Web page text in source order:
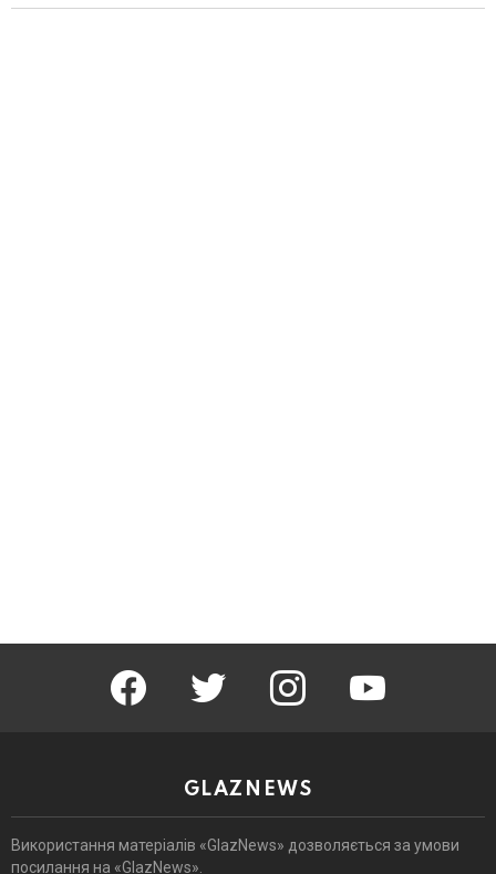
facebook twitter instagram youtube
GLAZNEWS
Використання матеріалів «GlazNews» дозволяється за умови
посилання на «GlazNews».